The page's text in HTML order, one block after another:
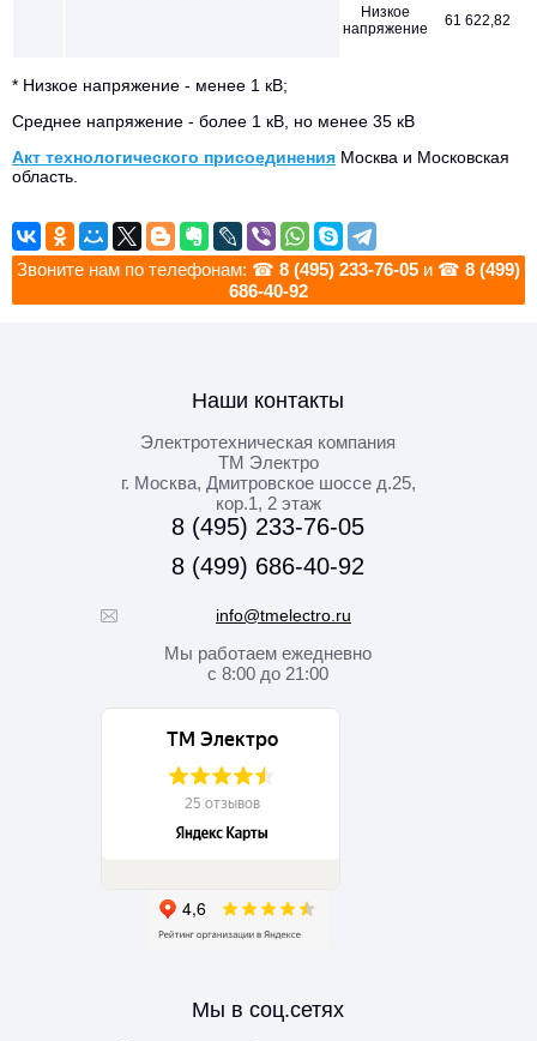
Низкое
напряжение
61 622,82
* Низкое напряжение - менее 1 кВ;
Среднее напряжение - более 1 кВ, но менее 35 кВ
Акт технологического присоединения Москва и Московская
область.
Звоните нам по телефонам: ☎ 8 (495) 233-76-05 и ☎ 8 (499)
686-40-92
Наши контакты
Электротехническая компания
ТМ Электро
г. Москва, Дмитровское шоссе д.25,
кор.1, 2 этаж
8 (495) 233-76-05
8 (499) 686-40-92
info@tmelectro.ru
Мы работаемежедневно
с 8:00 до 21:00
Мы в соц.сетях